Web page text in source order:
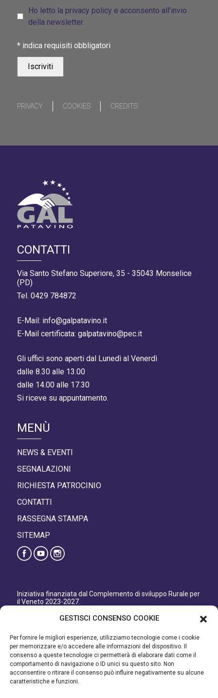
GESTISCI CONSENSO COOKIE
Per fornire le migliori esperienze, utilizziamo tecnologie come i cookie
per memorizzare e/o accedere alle informazioni del dispositivo. Il
consenso a queste tecnologie ci permetterà di elaborare dati come il
comportamento di navigazione o ID unici su questo sito. Non
acconsentire o ritirare il consenso può influire negativamente su alcune
caratteristiche e funzioni.
CONTATTI
Via Santo Stefano Superiore, 35 - 35043 Monselice
(PD)
Tel. 0429 784872
E-Mail: info@galpatavino.it
E-Mail certificata: galpatavino@pec.it
Gli uffici sono aperti dal Lunedì al Venerdì
dalle 8.30 alle 13.00
dalle 14.00 alle 17.30
Si riceve su appuntamento.
MENÙ
NEWS & EVENTI
SEGNALAZIONI
RICHIESTA PATROCINIO
CONTATTI
RASSEGNA STAMPA
SITEMAP
Iniziativa finanziata dal Complemento di sviluppo Rurale per
il Veneto 2023-2027.
Direzione AdG FEASR Bonifica e Irrigazione.
Iniziativa finanziata dal Programma di Sviluppo Rurale per il
Veneto 2014-2022.
Organismo responsabile dell’informazione: GAL Patavino.
Ho letto la privacy policy e acconsento all’invio
della newsletter.
* indica requisiti obbligatori
PRIVACY COOKIES CREDITS